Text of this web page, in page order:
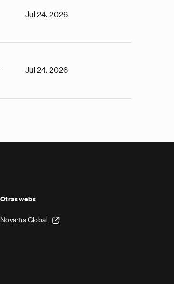
Jul 24, 2026
Jul 24, 2026
Otras webs
Novartis Global